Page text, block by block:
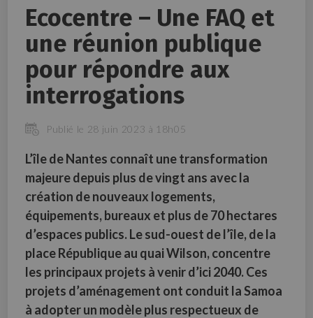
Ecocentre – Une FAQ et
une réunion publique
pour répondre aux
interrogations
Publié le 28 juin 2023 à 18h05
L’île de Nantes connaît une transformation
majeure depuis plus de vingt ans avec la
création de nouveaux logements,
équipements, bureaux et plus de 70 hectares
d’espaces publics. Le sud-ouest de l’île, de la
place République au quai Wilson, concentre
les principaux projets à venir d’ici 2040. Ces
projets d’aménagement ont conduit la Samoa
à adopter un modèle plus respectueux de